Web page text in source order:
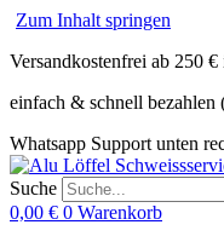
Zum Inhalt springen
Versandkostenfrei ab 250
einfach & schnell
Whatsapp Support unten
Suche
0,00 € 0 Warenkorb